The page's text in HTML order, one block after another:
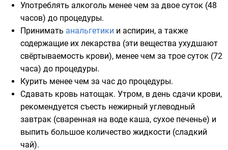
Употреблять алкоголь менее чем за двое суток (48
часов) до процедуры.
Принимать анальгетики и аспирин, а также
содержащие их лекарства (эти вещества ухудшают
свёртываемость крови), менее чем за трое суток (72
часа) до процедуры.
Курить менее чем за час до процедуры.
Сдавать кровь натощак. Утром, в день сдачи крови,
рекомендуется съесть нежирный углеводный
завтрак (сваренная на воде каша, сухое печенье) и
выпить большое количество жидкости (сладкий
чай).